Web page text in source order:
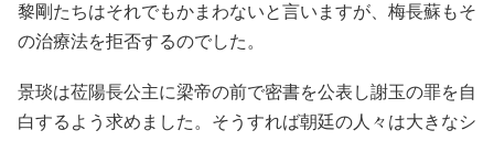
黎剛たちはそれでもかまわないと言いますが、梅長蘇もそ
の治療法を拒否するのでした。
景琰は莅陽長公主に梁帝の前で密書を公表し謝玉の罪を自
白するよう求めました。そうすれば朝廷の人々は大きなシ